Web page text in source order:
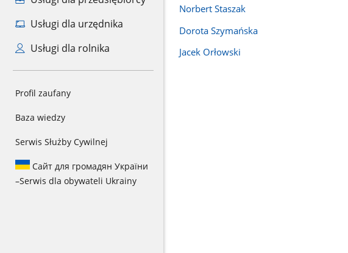
Usługi dla urzędnika
Usługi dla rolnika
Profil zaufany
Baza wiedzy
Serwis Służby Cywilnej
Сайт для громадян України
–Serwis dla obywateli Ukrainy
Norbert Staszak
Dorota Szymańska
Jacek Orłowski